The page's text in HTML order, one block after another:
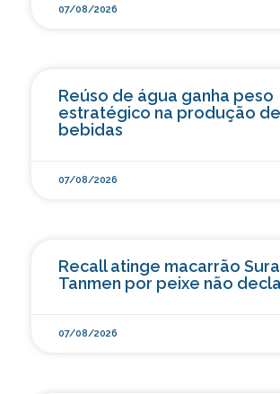
07/08/2026
Reúso de água ganha peso
estratégico na produção de
bebidas
07/08/2026
Recall atinge macarrão Sura
Tanmen por peixe não
07/08/2026